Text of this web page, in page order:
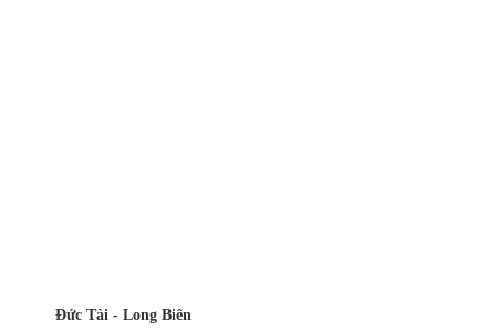
Đức Tài - Long Biên